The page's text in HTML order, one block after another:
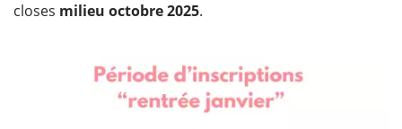
closes milieu octobre 2025. ​